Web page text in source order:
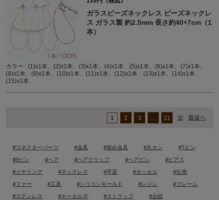
ガラスビーズネックレス ビーズネックレ
ス ガラス製 約2.5mm 長さ約40+7cm（1
本）
カラー : (1)x1本、(2)x1本、(3)x1本、(4)x1本、(5)x1本、(6)x1本、(7)x1本、
(8)x1本、(9)x1本、(10)x1本、(11)x1本、(12)x1本、(13)x1本、(14)x1本、
(15)x1本
1 2 3 21 次 最後へ
#コネクターパーツ #金具 #留め金具 #丸カン #Tピン
#9ピン #ヘア #ヘアクリップ #ヘアピン #ピアス
#イヤリング #ネックレス #手芸 #タッセル #生地
#ファー #工具 #シリコンモールド #レジン #フレーム
#ステンレス #キーホルダ #ストラップ #台紙